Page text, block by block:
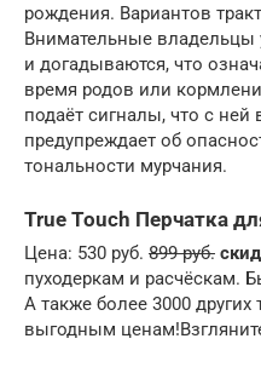
рождения. Вариантов
Внимательные владельцы
и догадываются, что
время родов или
подаёт сигналы, что с ней
предупреждает об
тональности мурчания.
True Touch Перчатка
Цена: 530 руб. 899 руб.
пуходеркам и расчёскам.
А также более 3000
выгодным